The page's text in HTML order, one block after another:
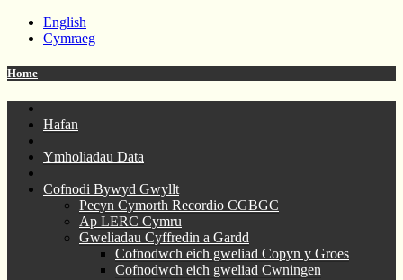
English
Cymraeg
Home
Hafan
Ymholiadau Data
Cofnodi Bywyd Gwyllt
Pecyn Cymorth Recordio CGBGC
Ap LERC Cymru
Gweliadau Cyffredin a Gardd
Cofnodwch eich gweliad Copyn y Groes
Cofnodwch eich gweliad Cwningen